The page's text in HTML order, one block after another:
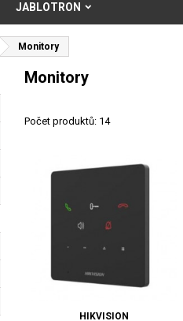
JABLOTRON
Monitory
Monitory
Počet produktů: 14
HIKVISION